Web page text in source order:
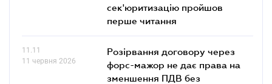
сек'юритизацію пройшов
перше читання
11.11
11 червня 2026
Розірвання договору через
форс-мажор не дає права на
зменшення ПДВ без